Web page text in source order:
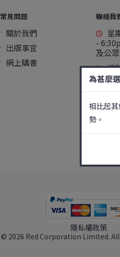
為甚麼
相比起
勢。
常見問題
關於我們
出版事宜
網上購書
聯絡我
星
-
及公
香
凌中
更多
隱私權政策
© 2026 Red Corporation Limited.